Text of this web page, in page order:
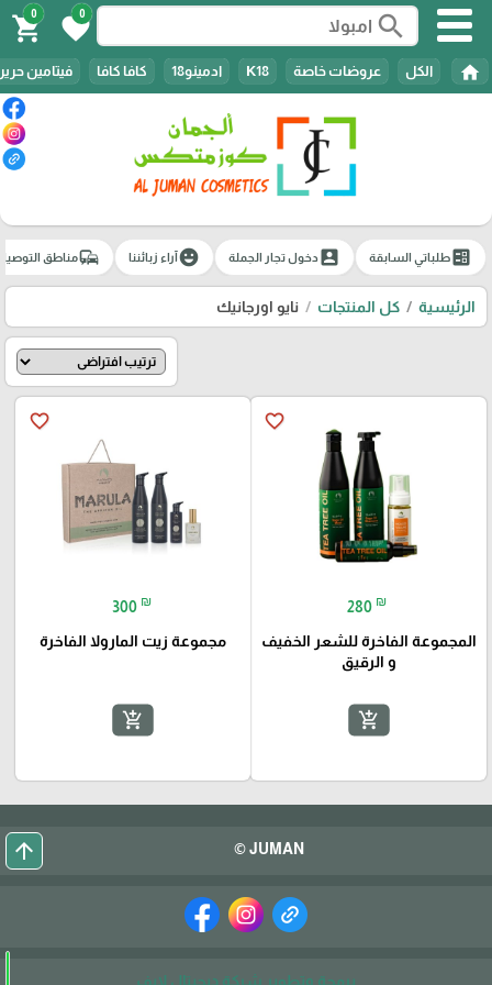
search
0
favorite
0
shopping_cart
home الكل عروضات خاصة K18 ادمينو18 كافا كافا فيتامين حرير
ballotطلباتي السابقة account_boxدخول تجار الجملة emoji_emotionsآراء زبائننا commuteمناطق
الرئيسية كل المنتجات نايو اورجانيك
favorite_border
280 ₪
المجموعة الفاخرة للشعر الخفيف
و الرقيق
add_shopping_cart
favorite_border
300 ₪
مجموعة زيت المارولا الفاخرة
add_shopping_cart
JUMAN ©
arrow_upward
برمجة وتطوير شركة ديجيتال لايف